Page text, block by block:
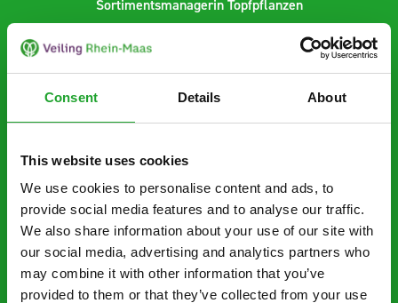
Consent Details About
This website uses cookies
We use cookies to personalise content and ads, to
provide social media features and to analyse our traffic.
We also share information about your use of our site with
our social media, advertising and analytics partners who
may combine it with other information that you’ve
provided to them or that they’ve collected from your use
Sortimentsmanagerin Topfpflanzen